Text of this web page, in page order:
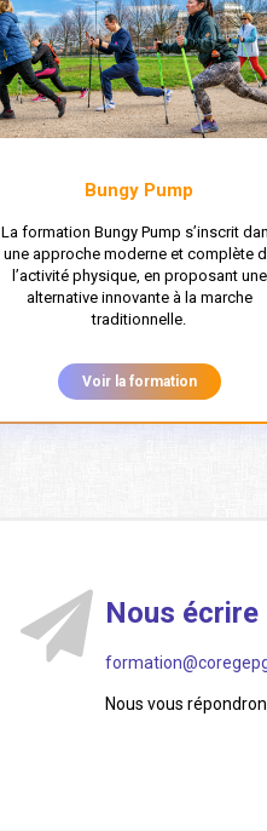
Bungy Pump
La formation Bungy Pump s’inscrit
une approche moderne et complète
l’activité physique, en proposant une
alternative innovante à la marche
traditionnelle.
Voir la formation
Nous écrire
Nous vous